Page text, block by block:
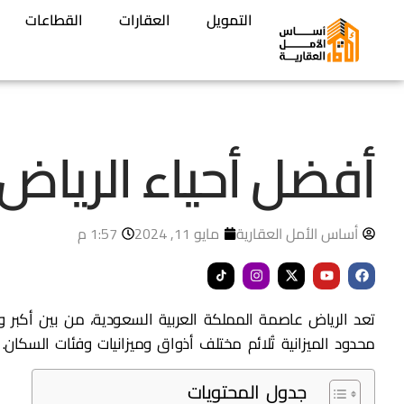
التمويل العقارات القطاعات
أفضل أحياء الرياض
أساس الأمل العقارية مايو 11, 2024 1:57 م
تعد الرياض عاصمة المملكة العربية السعودية، من بين
محدود الميزانية تُلائم مختلف أذواق وميزانيات وفئات السكان.
جدول المحتويات